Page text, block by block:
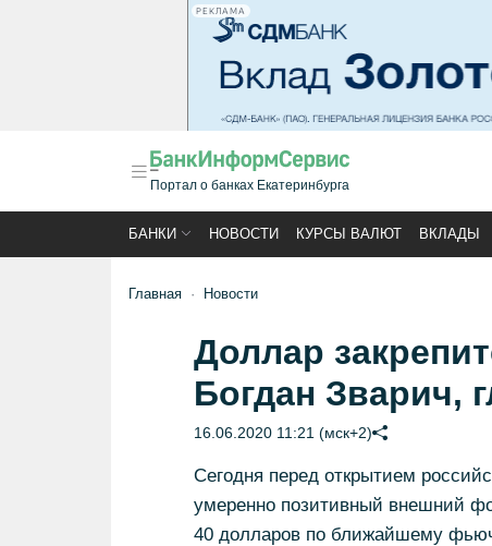
РЕКЛАМА
Портал о банках Екатеринбурга
БАНКИ НОВОСТИ КУРСЫ ВАЛЮТ ВКЛАДЫ
Главная Новости
Доллар
Богдан Зварич,
16.06.2020 11:21 (мск+2)
Сегодня перед открытием
умеренно позитивный внешний
40 долларов по ближайшему